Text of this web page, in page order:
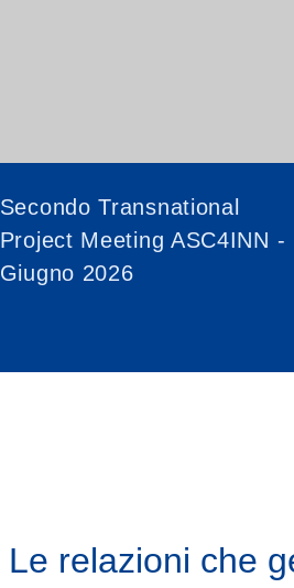
Secondo Transnational
Project Meeting ASC4INN -
Giugno 2026
Le relazioni che